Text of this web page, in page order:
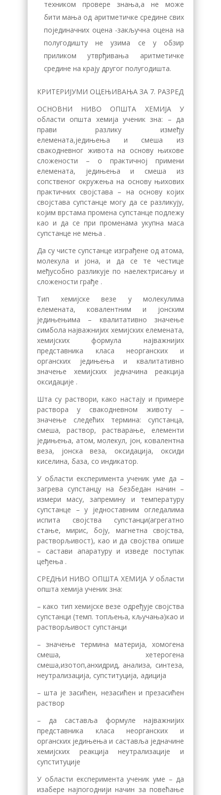
техником провере знања,а не може
бити мања од аритметичке средине свих
појединачних оцена -закључна оцена на
полугодишту не узима се у обзир
приликом утврђивања аритметичке
средине на крају другог полугодишта.
КРИТЕРИЈУМИ ОЦЕЊИВАЊА ЗА 7. РАЗРЕД
ОСНОВНИ НИВО ОПШТА ХЕМИЈА У
области општа хемија ученик зна: – да
прави разлику између
елемената,једињења и смеша из
свакодневног живота на основу њихове
сложености – о практичној примени
елемената, једињења и смеша из
сопственог окружења на основу њихових
практичних својстава – на основу којих
својстава супстанце могу да се разликују,
којим врстама промена супстанце подлежу
као и да се при променама укупна маса
супстанце не мења .
Да су чисте супстанце изграђене од атома,
молекула и јона, и да се те честице
међусобно разликује по наелектрисању и
сложености грађе .
Тип хемијске везе у молекулима
елемената, ковалентним и јонским
једињењима – квалитативно значење
симбола најважнијих хемијских елемената,
хемијских формула најважнијих
представника класа неорганских и
органских једињења и квалитативно
значење хемијских једначина реакција
оксидације .
Шта су раствори, како настају и примере
раствора у свакодневном животу –
значење следећих термина: супстанца,
смеша, раствор, растварање, елементи
једињења, атом, молекул, јон, ковалентна
веза, јонска веза, оксидација, оксиди
киселина, база, со индикатор.
У области експеримента ученик уме да –
загрева супстанцу на безбедан начин –
измери масу, запремину и температуру
супстанце – у једноставним огледалима
испита својства супстанци(агрегатно
стање, мирис, боју, магнетна својства,
растворљивост), као и да својства опише
– састави апаратуру и изведе поступак
цеђења .
СРЕДЊИ НИВО ОПШТА ХЕМИЈА У области
општа хемија ученик зна:
– како тип хемијске везе одређује својства
супстанци (темп. топљења, кључања)као и
растворљивост супстанци
– значење термина материја, хомогена
смеша, хетерогена
смеша,изотоп,анхидрид, анализа, синтеза,
неутрализација, супституција, адиција
– шта је засићен, незасићен и презасићен
раствор
– да саставља формуле најважнијих
представника класа неорганских и
органских једињења и саставља једначине
хемијских реакција неутрализације и
супституције
У области експеримента ученик уме – да
изабере најпогоднији начин за повећање